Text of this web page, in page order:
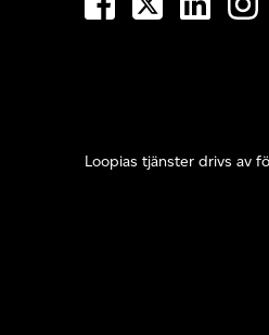
Loopias tjänster drivs av